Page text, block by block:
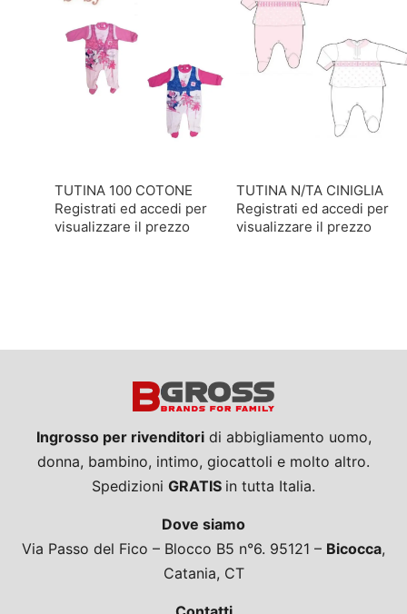
TUTINA 100 COTONE
Registrati ed accedi per
visualizzare il prezzo
TUTINA N/TA CINIGLIA
Registrati ed accedi per
visualizzare il prezzo
Ingrosso per rivenditoridi abbigliamento uomo,
donna, bambino, intimo, giocattoli e molto altro.
Spedizioni GRATIS in tutta Italia.
Dove siamo
Via Passo del Fico – Blocco B5 n°6. 95121 – Bicocca,
Catania, CT